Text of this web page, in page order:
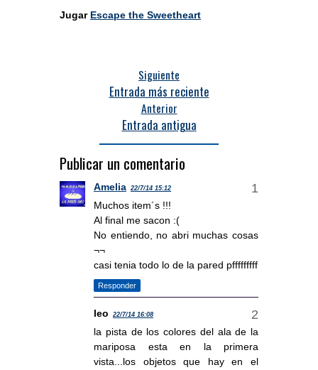
Jugar Escape the Sweetheart
Siguiente
Entrada más reciente
Anterior
Entrada antigua
Publicar un comentario
Amelia 22/7/14 15:12
Muchos item´s !!!
Al final me sacon :(
No entiendo, no abri muchas cosas
¬¬
casi tenia todo lo de la pared pfffffffff
Responder
leo 22/7/14 16:08
la pista de los colores del ala de la
mariposa esta en la primera
vista...los objetos que hay en el